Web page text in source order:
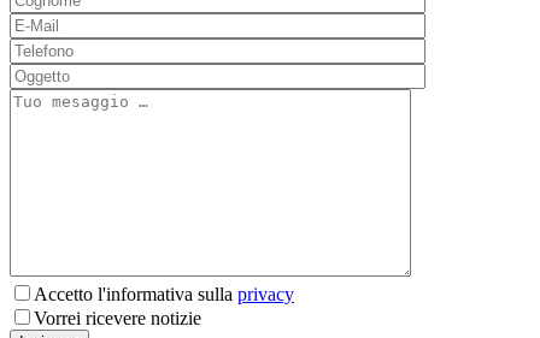
Accetto l'informativa sulla privacy
Vorrei ricevere notizie